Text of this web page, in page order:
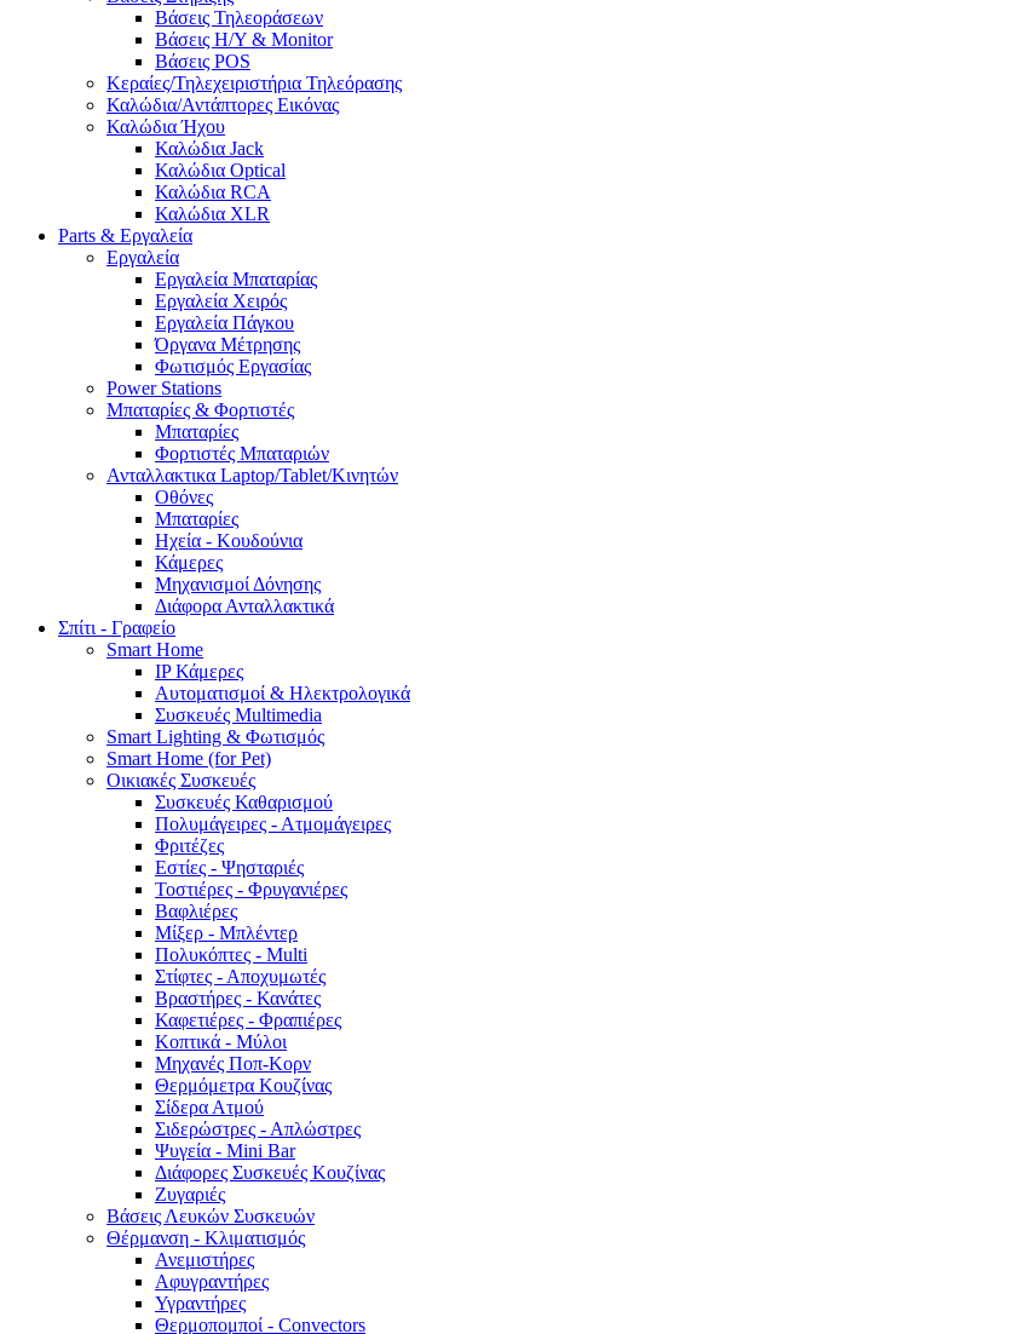
Βάσεις Τηλεοράσεων
Βάσεις Η/Υ & Monitor
Βάσεις POS
Κεραίες/Τηλεχειριστήρια Τηλεόρασης
Καλώδια/Αντάπτορες Εικόνας
Καλώδια Ήχου
Καλώδια Jack
Καλώδια Optical
Καλώδια RCA
Καλώδια XLR
Parts & Εργαλεία
Εργαλεία
Εργαλεία Μπαταρίας
Εργαλεία Χειρός
Εργαλεία Πάγκου
Όργανα Μέτρησης
Φωτισμός Εργασίας
Power Stations
Μπαταρίες & Φορτιστές
Μπαταρίες
Φορτιστές Μπαταριών
Ανταλλακτικα Laptop/Tablet/Κινητών
Οθόνες
Μπαταρίες
Ηχεία - Κουδούνια
Κάμερες
Μηχανισμοί Δόνησης
Διάφορα Ανταλλακτικά
Σπίτι - Γραφείο
Smart Home
IP Κάμερες
Αυτοματισμοί & Ηλεκτρολογικά
Συσκευές Multimedia
Smart Lighting & Φωτισμός
Smart Home (for Pet)
Οικιακές Συσκευές
Συσκευές Καθαρισμού
Πολυμάγειρες - Ατμομάγειρες
Φριτέζες
Εστίες - Ψησταριές
Τοστιέρες - Φρυγανιέρες
Βαφλιέρες
Μίξερ - Μπλέντερ
Πολυκόπτες - Multi
Στίφτες - Αποχυμωτές
Βραστήρες - Κανάτες
Καφετιέρες - Φραπιέρες
Κοπτικά - Μύλοι
Μηχανές Ποπ-Κορν
Θερμόμετρα Κουζίνας
Σίδερα Ατμού
Σιδερώστρες - Απλώστρες
Ψυγεία - Mini Bar
Διάφορες Συσκευές Κουζίνας
Ζυγαριές
Βάσεις Λευκών Συσκευών
Θέρμανση - Κλιματισμός
Ανεμιστήρες
Αφυγραντήρες
Υγραντήρες
Θερμοπομποί - Convectors